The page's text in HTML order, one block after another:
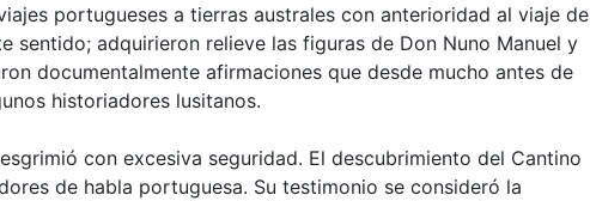
portugueses a tierras australes con anterioridad al viaje de
sentido; adquirieron relieve las figuras de Don Nuno Manuel y
documentalmente afirmaciones que desde mucho antes de
historiadores lusitanos.
con excesiva seguridad. El descubrimiento del Cantino
de habla portuguesa. Su testimonio se consideró la